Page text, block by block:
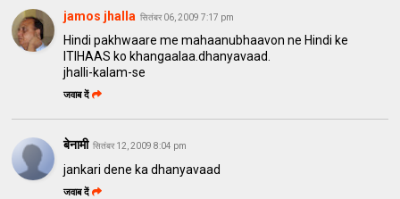
jamos jhalla सितंबर 06, 2009 7:17 pm
Hindi pakhwaare me mahaanubhaavon ne Hindi ke
ITIHAAS ko khangaalaa.dhanyavaad.
jhalli-kalam-se
जवाब दें
बेनामी सितंबर 12, 2009 8:04 pm
jankari dene ka dhanyavaad
जवाब दें